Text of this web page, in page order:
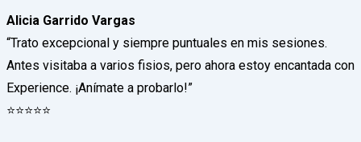
Alicia Garrido Vargas
“Trato excepcional y siempre puntuales en mis sesiones.
Antes visitaba a varios fisios, pero ahora estoy encantada con
Experience. ¡Anímate a probarlo!”
⭐️⭐️⭐️⭐️⭐️